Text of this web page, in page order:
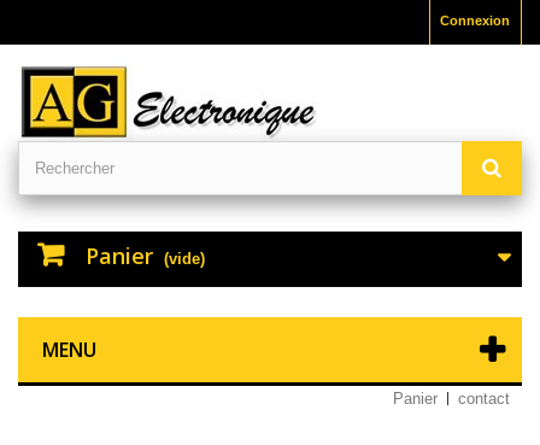
Connexion
Panier (vide)
MENU
Panier contact